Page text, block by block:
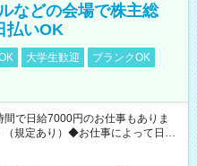
などの会場で株主総
払いOK
大学生歓迎
ブランクOK
で日給7000円のお仕事もありま
規定あり）◆お仕事によって日給